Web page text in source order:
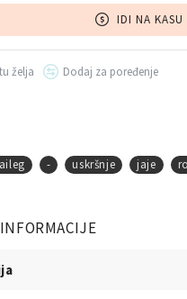
IDI NA KASU
želja Dodaj za poređenje
- uskršnje jaje